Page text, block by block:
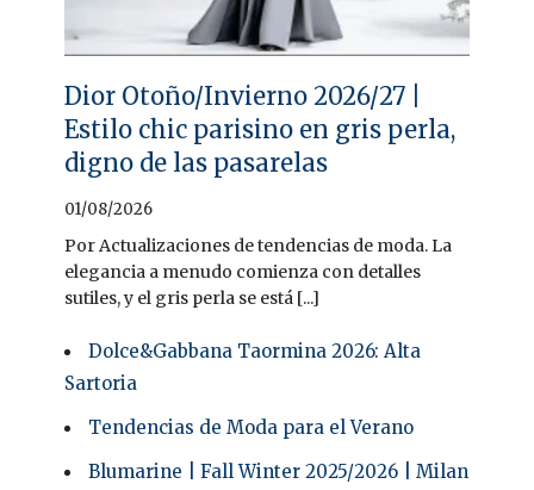
Dior Otoño/Invierno 2026/27 |
Estilo chic parisino en gris perla,
digno de las pasarelas
01/08/2026
Por Actualizaciones de tendencias de moda. La
elegancia a menudo comienza con detalles
sutiles, y el gris perla se está [...]
Dolce&Gabbana Taormina 2026: Alta
Sartoria
Tendencias de Moda para el Verano
Blumarine | Fall Winter 2025/2026 | Milan